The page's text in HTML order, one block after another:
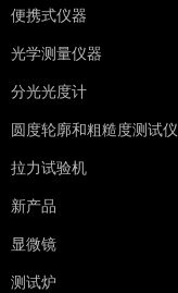
便携式仪器
光学测量仪器
分光光度计
圆度轮廓和粗糙度测试仪
拉力试验机
新产品
显微镜
测试炉